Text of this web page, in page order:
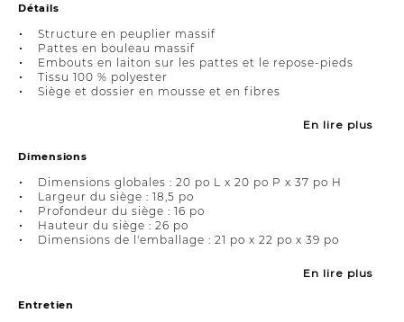
Détails
Structure en peuplier massif
Pattes en bouleau massif
Embouts en laiton sur les pattes et le repose-pieds
Tissu 100 % polyester
Siège et dossier en mousse et en fibres
En lire plus
Dimensions
Dimensions globales : 20 po L x 20 po P x 37 po H
Largeur du siège : 18,5 po
Profondeur du siège : 16 po
Hauteur du siège : 26 po
Dimensions de l'emballage : 21 po x 22 po x 39 po
En lire plus
Entretien